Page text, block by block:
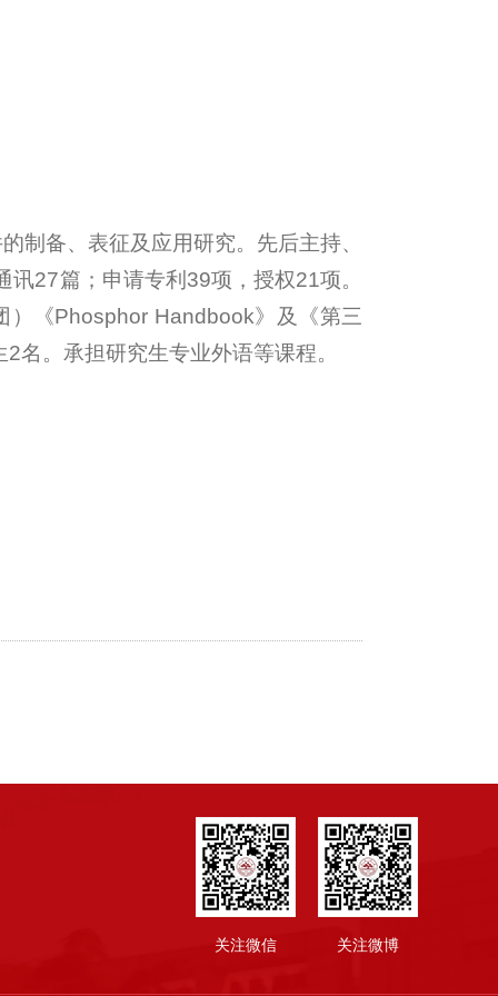
制备、表征及应用研究。先后主持、
27篇；申请专利39项，授权21项。
）《Phosphor Handbook》及《第三
名。承担研究生专业外语等课程。
关注微信 关注微博